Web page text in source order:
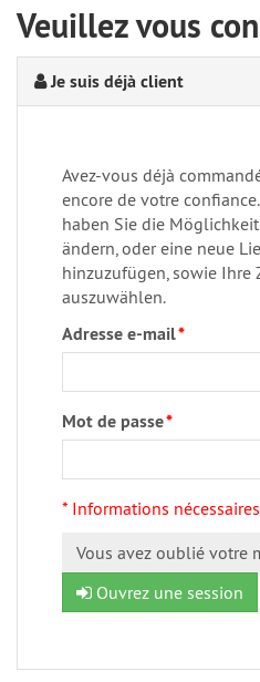
Veuillez vous
Je suis déjà client
Avez-vous déjà
encore de votre
haben Sie die
ändern, oder eine neue
hinzuzufügen, sowie Ihre
auszuwählen.
Adresse e-mail*
Mot de passe*
* Informations nécessaires
Vous avez oublié votre
Ouvrez une session